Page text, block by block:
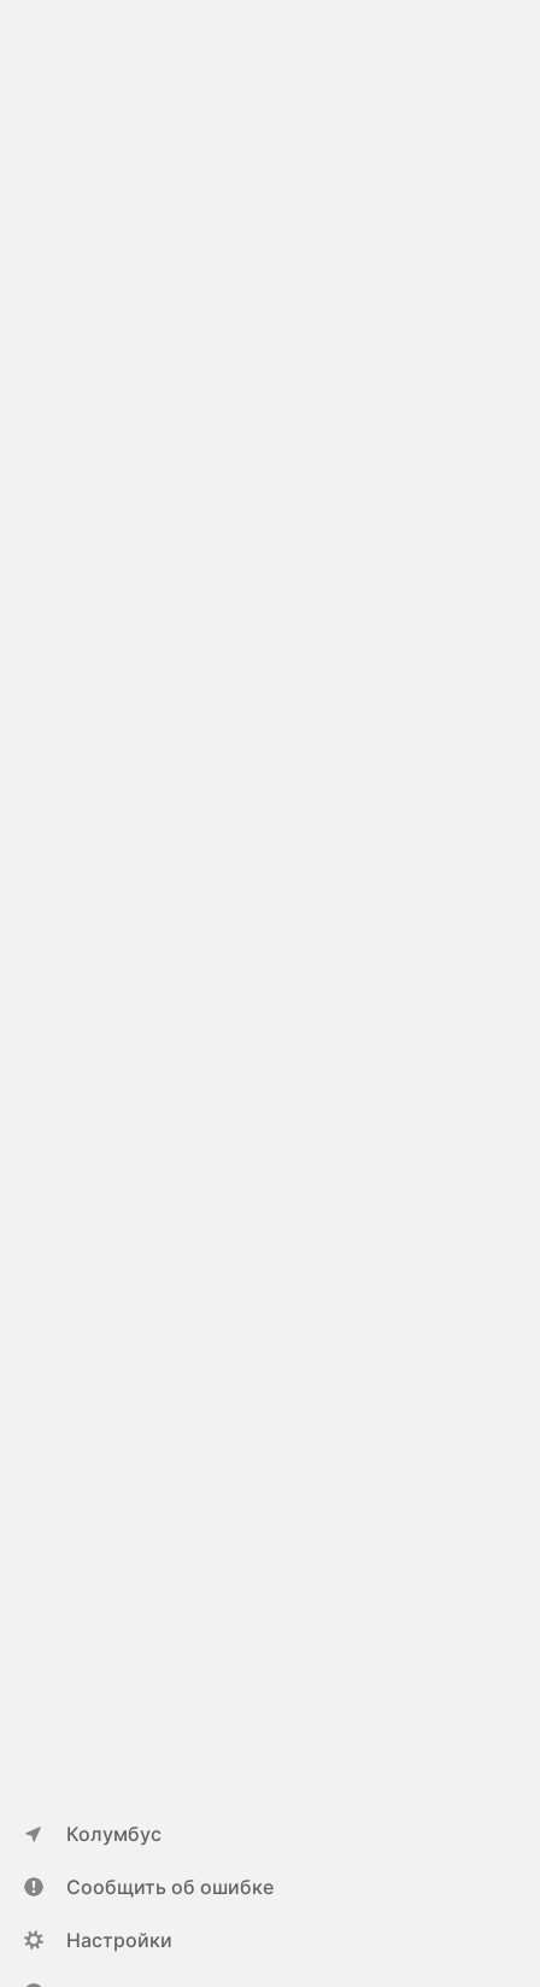
Колумбус
Сообщить об ошибке
Настройки